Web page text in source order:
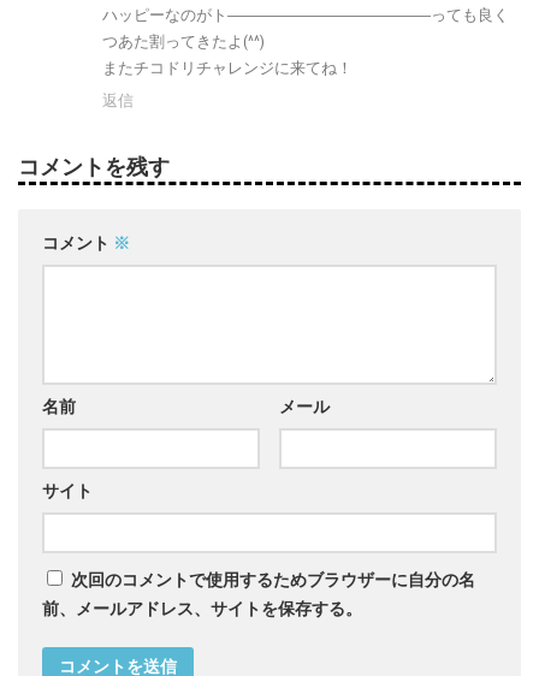
ハッピーなのがト―――――――――――――っても良く
つあた割ってきたよ(^^)
またチコドリチャレンジに来てね！
返信
コメントを残す
コメント ※
名前 メール
サイト
次回のコメントで使用するためブラウザーに自分の名
前、メールアドレス、サイトを保存する。